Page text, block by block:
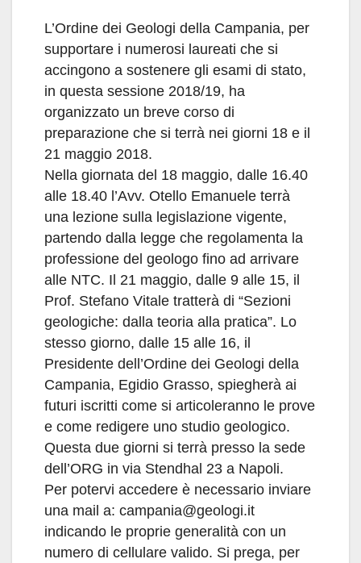
L’Ordine dei Geologi della Campania, per
supportare i numerosi laureati che si
accingono a sostenere gli esami di stato,
in questa sessione 2018/19, ha
organizzato un breve corso di
preparazione che si terrà nei giorni 18 e il
21 maggio 2018.
Nella giornata del 18 maggio, dalle 16.40
alle 18.40 l’Avv. Otello Emanuele terrà
una lezione sulla legislazione vigente,
partendo dalla legge che regolamenta la
professione del geologo fino ad arrivare
alle NTC. Il 21 maggio, dalle 9 alle 15, il
Prof. Stefano Vitale tratterà di “Sezioni
geologiche: dalla teoria alla pratica”. Lo
stesso giorno, dalle 15 alle 16, il
Presidente dell’Ordine dei Geologi della
Campania, Egidio Grasso, spiegherà ai
futuri iscritti come si articoleranno le prove
e come redigere uno studio geologico.
Questa due giorni si terrà presso la sede
dell’ORG in via Stendhal 23 a Napoli.
Per potervi accedere è necessario inviare
una mail a: campania@geologi.it
indicando le proprie generalità con un
numero di cellulare valido. Si prega, per